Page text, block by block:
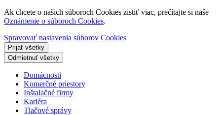
Ak chcete o našich súboroch Cookies zistiť viac, prečítajte si naše
Oznámenie o súboroch Cookies.
Spravovať nastavenia súborov Cookies
Prijať všetky
Odmietnuť všetky
Domácnosti
Komerčné priestory
Inštalačné firmy
Kariéra
Tlačové správy